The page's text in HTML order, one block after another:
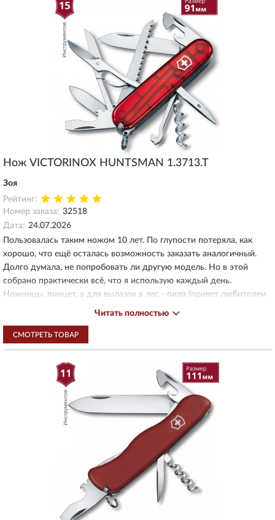
Нож VICTORINOX HUNTSMAN 1.3713.T
Зоя
Рейтинг:
Номер заказа: 32518
Дата: 24.07.2026
Пользовалась таким ножом 10 лет. По глупости потеряла, как
хорошо, что ещё осталась возможность заказать аналогичный.
Долго думала, не попробовать ли другую модель. Но в этой
собрано практически всё, что я использую каждый день.
Ножницы, пинцет, а для вылазок в лес - пила (привет любителям
фильма "127 часов"). Единственное, чего не хватает - пилочка для
себе не изменять, взяла снова huntsman. В этом цвете получилось
выгоднее, и он смотрится даже привлекательнее, чем
непрозрачный. Очень довольна, была без него как без рук.
Читать полностью
СМОТРЕТЬ ТОВАР